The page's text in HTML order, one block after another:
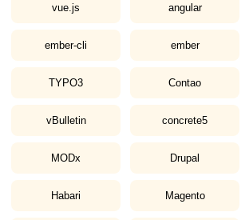
vue.js angular
ember-cli ember
TYPO3 Contao
vBulletin concrete5
MODx Drupal
Habari Magento